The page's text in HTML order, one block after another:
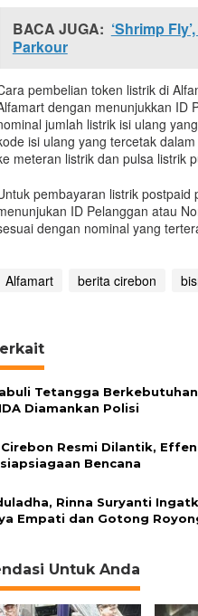
m
a
r
e
t
A
l
f
a
a
r
t
b
u
d
h
d
n
B
h
a
i
a
h
BACA JUGA: ‘Shrimp
Parkour
pembelian token listrik di
dengan menunjukkan ID
jumlah listrik isi ulang
isi ulang yang tercetak
meteran listrik dan pulsa listrik
pembayaran listrik
ID Pelanggan atau
dengan nominal yang
Alfamart berita cirebon
Tetangga Berkebutuhan
Diamankan Polisi
Resmi Dilantik,
Bencana
Rinna Suryanti
Empati dan Gotong
Untuk Anda